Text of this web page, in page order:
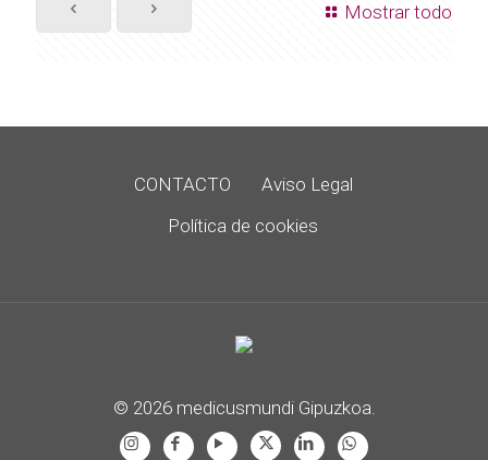
Mostrar todo
CONTACTO
Aviso Legal
Política de cookies
© 2026 medicusmundi Gipuzkoa.